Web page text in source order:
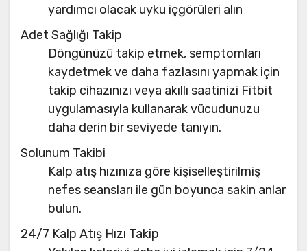
yardımcı olacak uyku içgörüleri alın
Adet Sağlığı Takip
Döngünüzü takip etmek, semptomları
kaydetmek ve daha fazlasını yapmak için
takip cihazınızı veya akıllı saatinizi Fitbit
uygulamasıyla kullanarak vücudunuzu
daha derin bir seviyede tanıyın.
Solunum Takibi
Kalp atış hızınıza göre kişiselleştirilmiş
nefes seansları ile gün boyunca sakin anlar
bulun.
24/7 Kalp Atış Hızı Takip